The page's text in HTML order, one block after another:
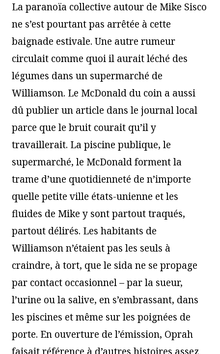
La paranoïa collective autour de Mike Sisco
ne s’est pourtant pas arrêtée à cette
baignade estivale. Une autre rumeur
circulait comme quoi il aurait léché des
légumes dans un supermarché de
Williamson. Le McDonald du coin a aussi
dû publier un article dans le journal local
parce que le bruit courait qu’il y
travaillerait. La piscine publique, le
supermarché, le McDonald forment la
trame d’une quotidienneté de n’importe
quelle petite ville états-unienne et les
fluides de Mike y sont partout traqués,
partout délirés. Les habitants de
Williamson n’étaient pas les seuls à
craindre, à tort, que le sida ne se propage
par contact occasionnel – par la sueur,
l’urine ou la salive, en s’embrassant, dans
les piscines et même sur les poignées de
porte. En ouverture de l’émission, Oprah